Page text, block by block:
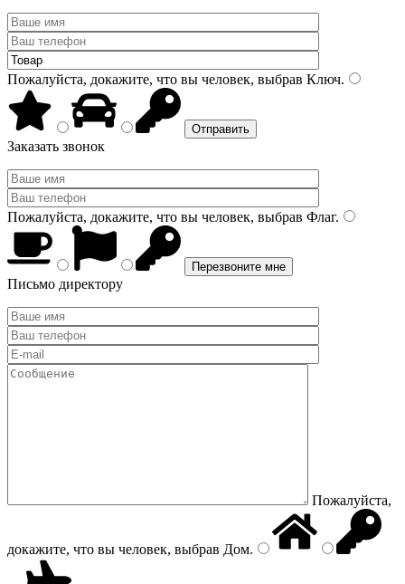
Пожалуйста, докажите, что вы человек, выбрав Ключ.
Заказать звонок
Пожалуйста, докажите, что вы человек, выбрав Флаг.
Письмо директору
Пожалуйста,
докажите, что вы человек, выбрав Дом.